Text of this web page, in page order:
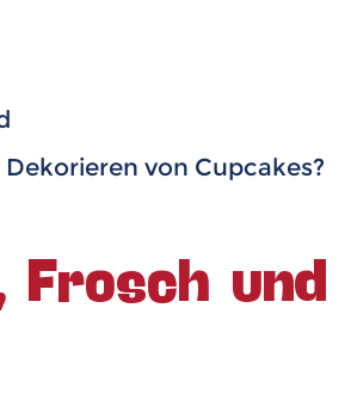
von Cupcakes?
und